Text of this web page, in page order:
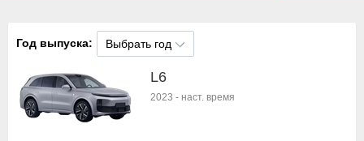
Год выпуска: Выбрать год
L6
2023 - наст. время